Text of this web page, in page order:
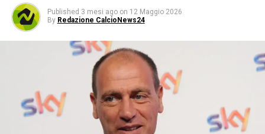
Published 3 mesi ago on 12 Maggio 2026
By Redazione CalcioNews24